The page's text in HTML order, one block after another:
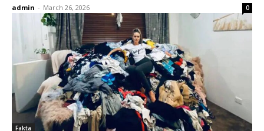
admin - March 26, 2026 0
Fakta